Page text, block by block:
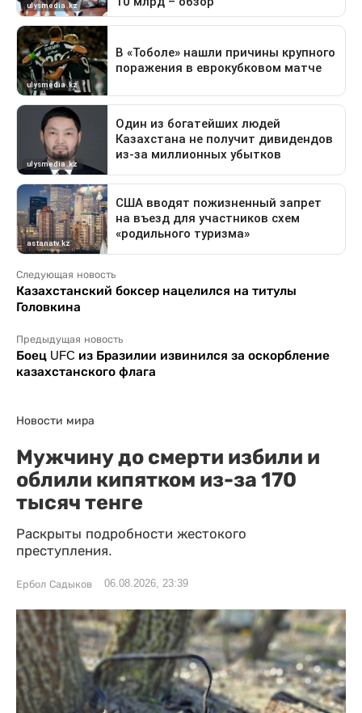
Следующая новость
Казахстанский боксер нацелился на титулы
Головкина
Предыдущая новость
Боец UFC из Бразилии извинился за оскорбление
казахстанского флага
Новости мира
Мужчину до смерти избили и
облили кипятком из-за 170
тысяч тенге
Раскрыты подробности жестокого
преступления.
Ербол Садыков 06.08.2026, 23:39